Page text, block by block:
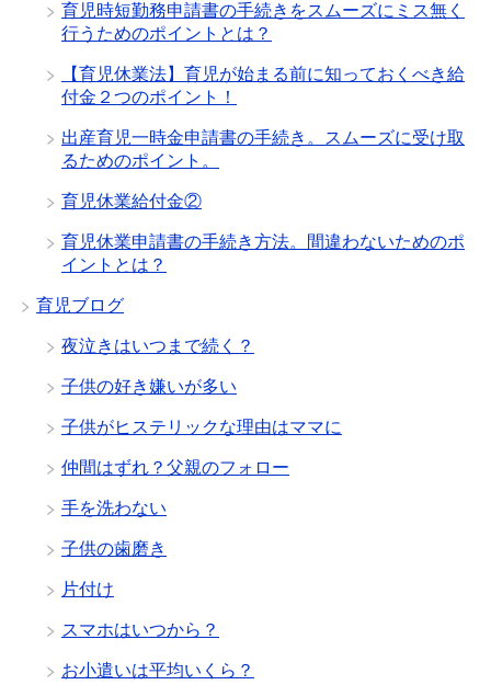
育児時短勤務申請書の手続きをスムーズにミス無く
行うためのポイントとは？
【育児休業法】育児が始まる前に知っておくべき給
付金２つのポイント！
出産育児一時金申請書の手続き。スムーズに受け取
るためのポイント。
育児休業給付金②
育児休業申請書の手続き方法。間違わないためのポ
イントとは？
育児ブログ
夜泣きはいつまで続く？
子供の好き嫌いが多い
子供がヒステリックな理由はママに
仲間はずれ？父親のフォロー
手を洗わない
子供の歯磨き
片付け
スマホはいつから？
お小遣いは平均いくら？